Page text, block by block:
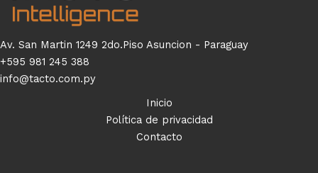
Av. San Martin 1249 2do.Piso Asuncion - Paraguay
+595 981 245 388
info@tacto.com.py
Inicio
Política de privacidad
Contacto